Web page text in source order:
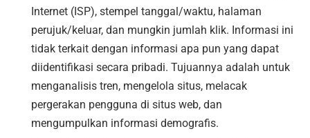
Internet (ISP), stempel tanggal/waktu, halaman
perujuk/keluar, dan mungkin jumlah klik. Informasi ini
tidak terkait dengan informasi apa pun yang dapat
diidentifikasi secara pribadi. Tujuannya adalah untuk
menganalisis tren, mengelola situs, melacak
pergerakan pengguna di situs web, dan
mengumpulkan informasi demografis.